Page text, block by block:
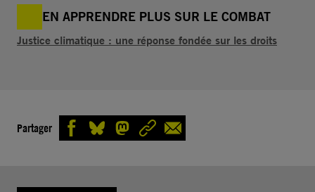
EN APPRENDRE PLUS SUR LE COMBAT
Justice climatique : une réponse fondée sur les droits
Partager